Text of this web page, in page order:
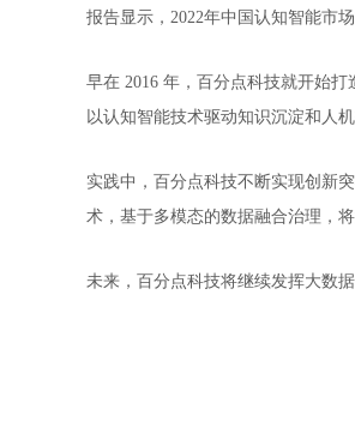
报告显示，2022年中国认知智能市
早在 2016 年，百分点科技就开始
以认知智能技术驱动知识沉淀和人
实践中，百分点科技不断实现创新
术，基于多模态的数据融合治理，
未来，百分点科技将继续发挥大数